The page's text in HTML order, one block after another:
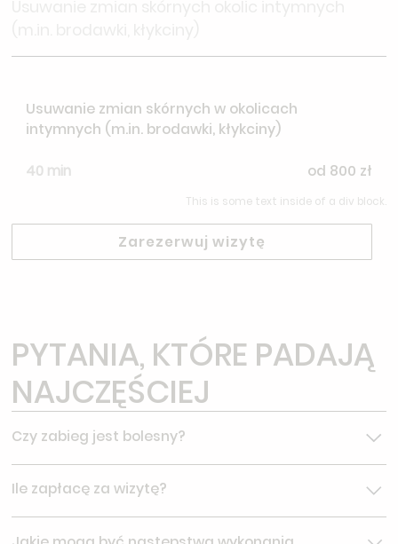
Usuwanie zmian skórnych w okolicach
intymnych (m.in. brodawki, kłykciny)
40 min
This is some text inside of a div block.
od 800 zł
Zarezerwuj wizytę
PYTANIA, KTÓRE PADAJĄ
NAJCZĘŚCIEJ
Czy zabieg jest bolesny?
krótkotrwały dyskomfort (pacjent odczuwa pieczenie i
rozpieranie, które trwa kilka sekund)
Ile zapłacę za wizytę?